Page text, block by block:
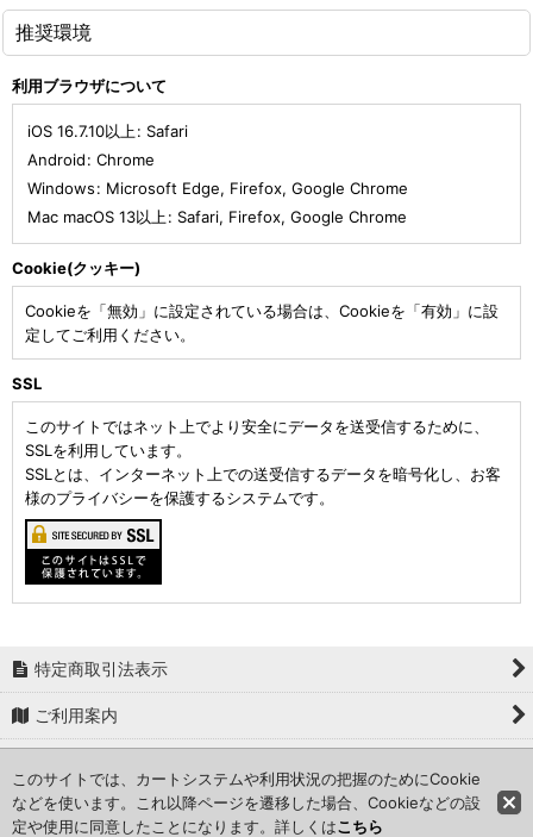
推奨環境
利用ブラウザについて
iOS 16.7.10以上: Safari
Android: Chrome
Windows: Microsoft Edge, Firefox, Google Chrome
Mac macOS 13以上: Safari, Firefox, Google Chrome
Cookie(クッキー)
Cookieを「無効」に設定されている場合は、Cookieを「有効」に設
定してご利用ください。
SSL
このサイトではネット上でより安全にデータを送受信するために、
SSLを利用しています。
SSLとは、インターネット上での送受信するデータを暗号化し、お客
様のプライバシーを保護するシステムです。
特定商取引法表示
ご利用案内
ショッピングカート
このサイトでは、カートシステムや利用状況の把握のためにCookie
などを使います。これ以降ページを遷移した場合、Cookieなどの設
定や使用に同意したことになります。詳しくはこちら